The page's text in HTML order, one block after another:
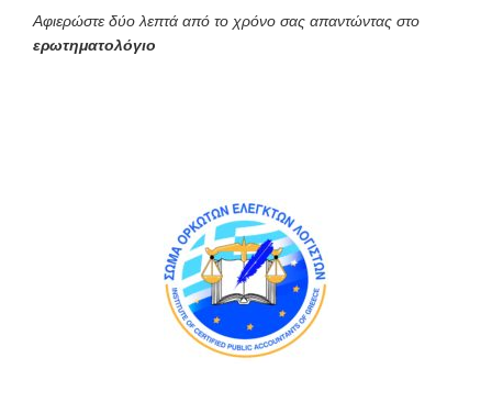
Αφιερώστε δύο λεπτά από το χρόνο σας απαντώντας στο
ερωτηματολόγιο